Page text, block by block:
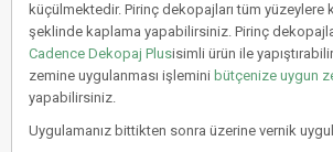
küçülmektedir. Pirinç dekopajları tüm yüzeylere
şeklinde kaplama yapabilirsiniz. Pirinç
Cadence Dekopaj Plusisimli ürün ile
zemine uygulanması işlemini bütçenize uygun
yapabilirsiniz.
Uygulamanız bittikten sonra üzerine vernik